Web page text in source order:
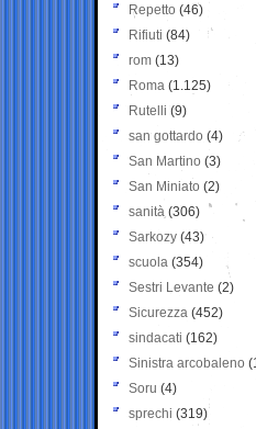
Repetto (46)
Rifiuti (84)
rom (13)
Roma (1.125)
Rutelli (9)
san gottardo (4)
San Martino (3)
San Miniato (2)
sanità (306)
Sarkozy (43)
scuola (354)
Sestri Levante (2)
Sicurezza (452)
sindacati (162)
Sinistra arcobaleno
Soru (4)
sprechi (319)